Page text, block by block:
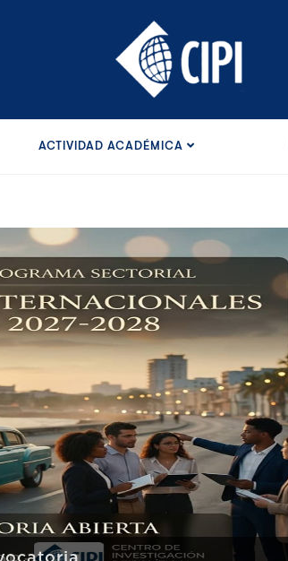
ACTIVIDAD ACADÉMICA